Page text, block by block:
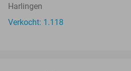
Harlingen
Verkocht: 1.118